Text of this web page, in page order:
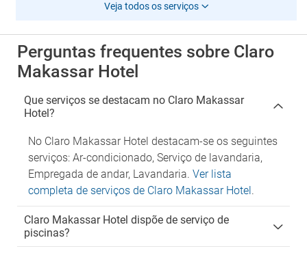
Veja todos os serviços
Perguntas frequentes sobre Claro
Makassar Hotel
Que serviços se destacam no Claro Makassar
Hotel?
No Claro Makassar Hotel destacam-se os seguintes
serviços: Ar-condicionado, Serviço de lavandaria,
Empregada de andar, Lavandaria. Ver lista
completa de serviços de Claro Makassar Hotel.
Claro Makassar Hotel dispõe de serviço de
piscinas?